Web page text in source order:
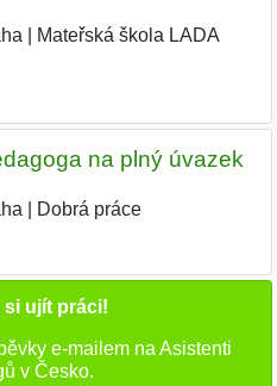
Mateřská škola LADA
na plný úvazek
Dobrá práce
si ujít práci!
e-mailem na Asistenti
v Česko.